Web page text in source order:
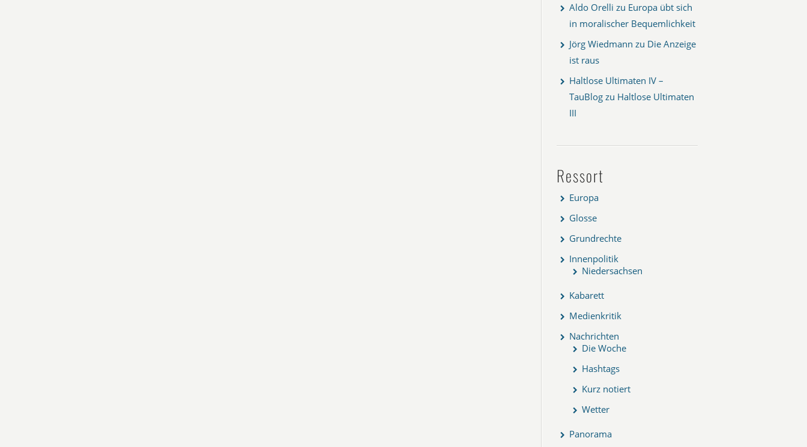
Aldo Orelli zu Europa übt sich
in moralischer Bequemlichkeit
Jörg Wiedmann zu Die Anzeige
ist raus
Haltlose Ultimaten IV –
TauBlog zu Haltlose Ultimaten
III
Ressort
Europa
Glosse
Grundrechte
Innenpolitik
Niedersachsen
Kabarett
Medienkritik
Nachrichten
Die Woche
Hashtags
Kurz notiert
Wetter
Panorama